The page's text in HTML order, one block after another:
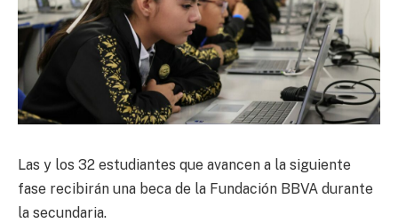
Las y los 32 estudiantes que avancen a la siguiente
fase recibirán una beca de la Fundación BBVA durante
la secundaria.